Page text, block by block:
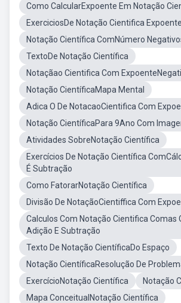
Como CalcularExpoente Em Notação
ExerciciosDe Notação Cientifica
Notação Científica ComNúmero
TextoDe Notação Científica
Notaçãao Cientifica Com
Notação CientíficaMapa Mental
Adica O De NotacaoCientifica Com
Notação CientíficaPara 9Ano Com
Atividades SobreNotação Científica
Exercícios De Notação Científica
É Subtração
Como FatorarNotação Científica
Divisão De NotaçãoCientiffica Com
Calculos Com Notação Cientifica Comas
Adição E Subtração
Texto De Notação CientíficaDo Espaço
Notação CientíficaResolução De
ExercícioNotação Científica
Notação
Mapa ConceitualNotação Científica